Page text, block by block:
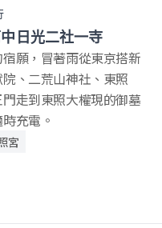
日光二社一寺
願，冒著雨從東京搭新
、二荒山神社、東照
走到東照大權現的御墓
充電。
宮